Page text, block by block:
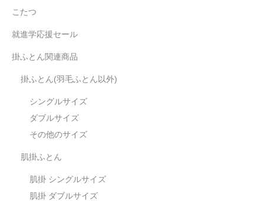
こたつ
就進学応援セール
掛ふとん関連商品
掛ふとん(羽毛ふとん以外)
シングルサイズ
ダブルサイズ
その他のサイズ
肌掛ふとん
肌掛 シングルサイズ
肌掛 ダブルサイズ